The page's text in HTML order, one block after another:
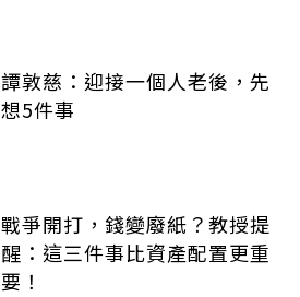
譚敦慈：迎接一個人老後，先
想5件事
戰爭開打，錢變廢紙？教授提
醒：這三件事比資產配置更重
要！